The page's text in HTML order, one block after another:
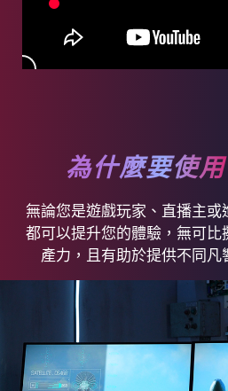
為什麼要使
無論您是遊戲玩家、直播主或
都可以提升您的體驗，無可比
產力，且有助於提供不同凡